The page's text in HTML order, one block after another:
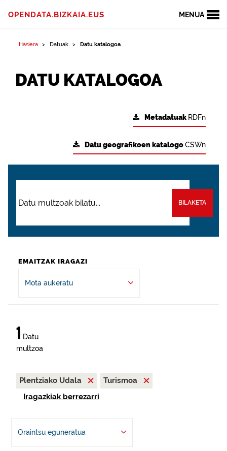
MENUA
OPENDATA.BIZKAIA.EUS
Hasiera Datuak Datu katalogoa
DATU KATALOGOA
Metadatuak RDFn
Datu geografikoen katalogoCSWn
BILAKETA
EMAITZAK IRAGAZI
Mota aukeratu
1 Datu
multzoa
Plentziako Udala
Turismoa
Iragazkiak berrezarri
Oraintsu eguneratua